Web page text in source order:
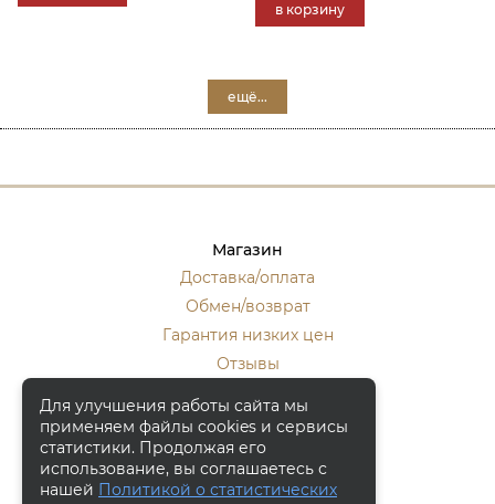
в корзину
ещё...
Магазин
Доставка/оплата
Обмен/возврат
Гарантия низких цен
Отзывы
Контакты
Москва, ул. Кулакова 20, к.1.
+7 (916) 133-50-10
Для улучшения работы сайта мы
применяем файлы cookies и сервисы
статистики. Продолжая его
использование, вы соглашаетесь с
нашей Политикой о статистических